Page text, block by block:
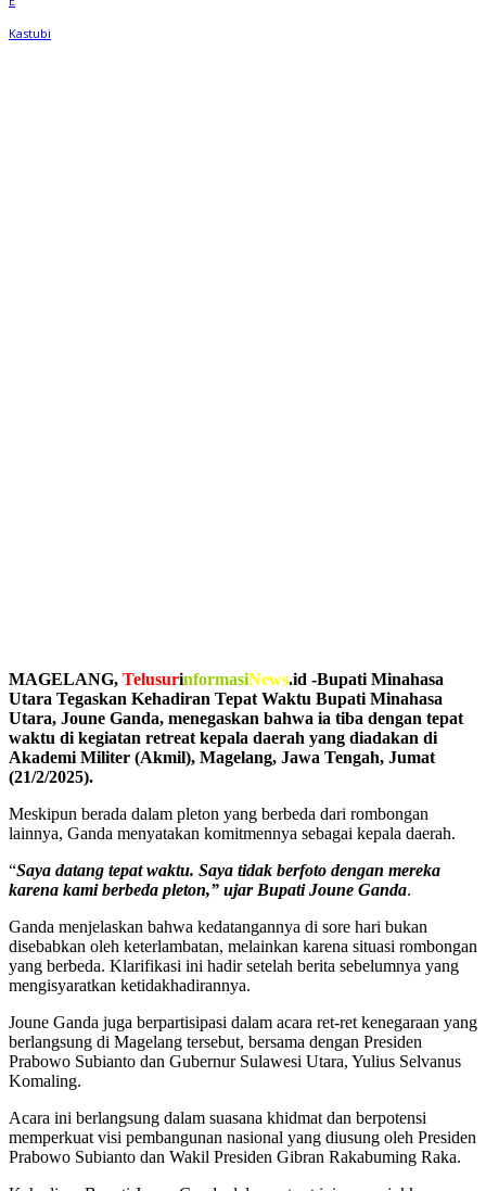
MAGELANG, TelusurinformasiNews.id -Bupati Minahasa
Utara Tegaskan Kehadiran Tepat Waktu Bupati Minahasa
Utara, Joune Ganda, menegaskan bahwa ia tiba dengan tepat
waktu di kegiatan retreat kepala daerah yang diadakan di
Akademi Militer (Akmil), Magelang, Jawa Tengah, Jumat
(21/2/2025).
Meskipun berada dalam pleton yang berbeda dari rombongan
lainnya, Ganda menyatakan komitmennya sebagai kepala daerah.
“Saya datang tepat waktu. Saya tidak berfoto dengan mereka
karena kami berbeda pleton,” ujar Bupati Joune Ganda.
Ganda menjelaskan bahwa kedatangannya di sore hari bukan
disebabkan oleh keterlambatan, melainkan karena situasi rombongan
yang berbeda. Klarifikasi ini hadir setelah berita sebelumnya yang
mengisyaratkan ketidakhadirannya.
Joune Ganda juga berpartisipasi dalam acara ret-ret kenegaraan yang
berlangsung di Magelang tersebut, bersama dengan Presiden
Prabowo Subianto dan Gubernur Sulawesi Utara, Yulius Selvanus
Komaling.
Acara ini berlangsung dalam suasana khidmat dan berpotensi
memperkuat visi pembangunan nasional yang diusung oleh Presiden
Prabowo Subianto dan Wakil Presiden Gibran Rakabuming Raka.